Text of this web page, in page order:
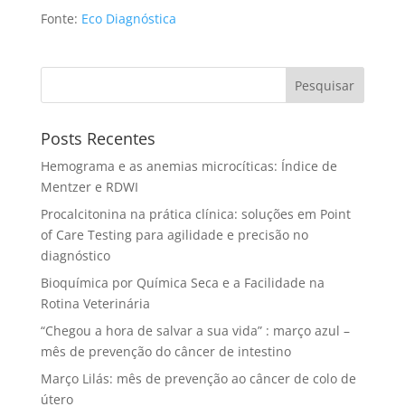
Fonte: Eco Diagnóstica
Pesquisar
Posts Recentes
Hemograma e as anemias microcíticas: Índice de
Mentzer e RDWI
Procalcitonina na prática clínica: soluções em Point
of Care Testing para agilidade e precisão no
diagnóstico
Bioquímica por Química Seca e a Facilidade na
Rotina Veterinária
“Chegou a hora de salvar a sua vida” : março azul –
mês de prevenção do câncer de intestino
Março Lilás: mês de prevenção ao câncer de colo de
útero